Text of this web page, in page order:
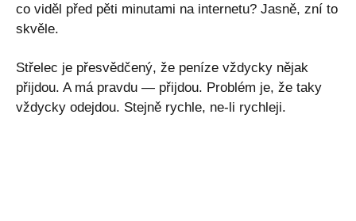
co viděl před pěti minutami na internetu? Jasně, zní to
skvěle.
Střelec je přesvědčený, že peníze vždycky nějak
přijdou. A má pravdu — přijdou. Problém je, že taky
vždycky odejdou. Stejně rychle, ne-li rychleji.